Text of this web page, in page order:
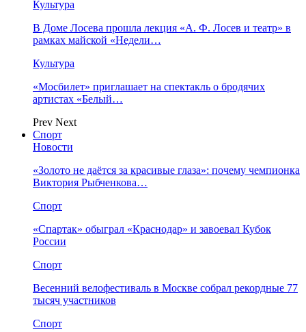
Культура
В Доме Лосева прошла лекция «А. Ф. Лосев и театр» в
рамках майской «Недели…
Культура
«Мосбилет» приглашает на спектакль о бродячих
артистах «Белый…
Prev Next
Спорт
Новости
«Золото не даётся за красивые глаза»: почему чемпионка
Виктория Рыбченкова…
Спорт
«Спартак» обыграл «Краснодар» и завоевал Кубок
России
Спорт
Весенний велофестиваль в Москве собрал рекордные 77
тысяч участников
Спорт